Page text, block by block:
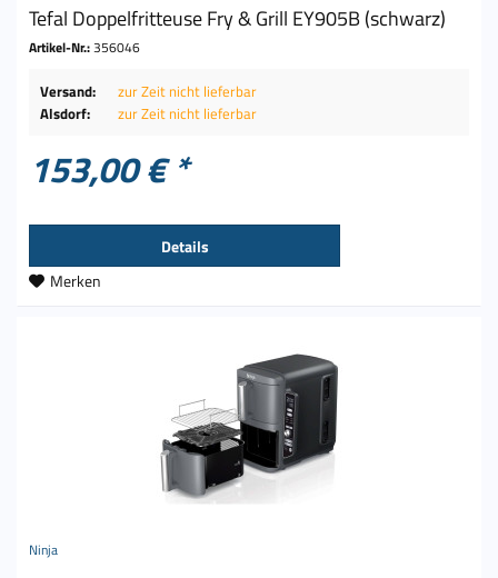
Tefal Doppelfritteuse Fry & Grill EY905B (schwarz)
Artikel-Nr.:356046
Versand:
zur Zeit nicht lieferbar
Alsdorf:
zur Zeit nicht lieferbar
153,00 € *
Details
Merken
Ninja